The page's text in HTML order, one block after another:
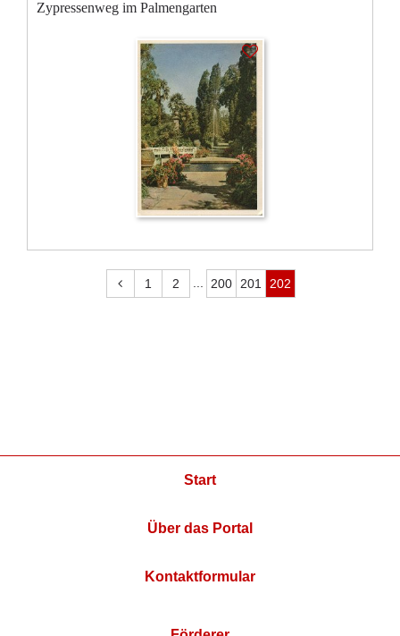
Zypressenweg im Palmengarten
1 2 200 201 202
Start
Über das Portal
Kontaktformular